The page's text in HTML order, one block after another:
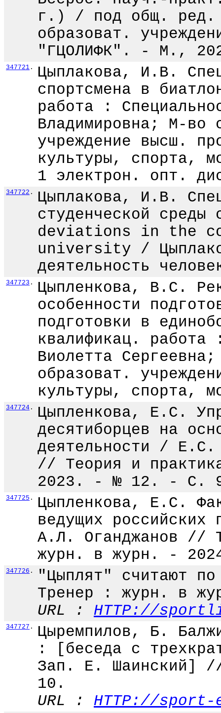
г.) / под общ. ред.
образоват.
"ГЦОЛИФК". - М.,
347721 .
Цыплакова, И.В.
спортсмена в
работа :
Владимировна; М-
учреждение высш.
культуры, спорта,
1 электрон. опт.
347722 .
Цыплакова, И.В.
студенческой
deviations in the
university /
деятельность
347723 .
Цыпленкова, В.С.
особенности
подготовки в
квалификац.
Виолетта
образоват.
культуры, спорта,
347724 .
Цыпленкова, Е.С.
десятиборцев на
деятельности /
// Теория и
2023. - № 12. - С.
347725 .
Цыпленкова, Е.С.
ведущих
А.Л. Оганджанов //
журн. в журн. -
347726 .
"Цыплят" считают
Тренер : журн. в
URL : HTTP://
347727 .
Цыремпилов, Б.
: [беседа с
Зап. Е. Шаинский]
10.
URL : HTTP://sport-